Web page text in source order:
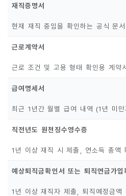
재직증명서
현재 재직 중임을 확인하는 공식 문서
근로계약서
근로 조건 및 고용 형태 확인용 계약
급여명세서
최근 1년간 월별 급여 내역 (1년 미
직전년도 원천징수영수증
1년 이상 재직 시 제출, 연소득 총액
예상퇴직금확인서 또는 퇴직연금가입
1년 이상 재직자 제출, 퇴직예정금액